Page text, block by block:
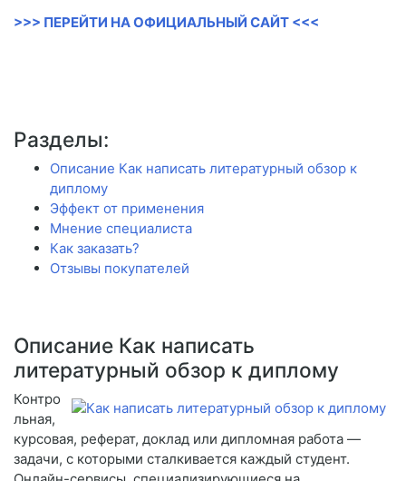
>>> ПЕРЕЙТИ НА ОФИЦИАЛЬНЫЙ САЙТ <<<
Разделы:
Описание Как написать литературный обзор к
диплому
Эффект от применения
Мнение специалиста
Как заказать?
Отзывы покупателей
Описание Как написать
литературный обзор к диплому
Контро
льная,
курсовая, реферат, доклад или дипломная работа —
задачи, с которыми сталкивается каждый студент.